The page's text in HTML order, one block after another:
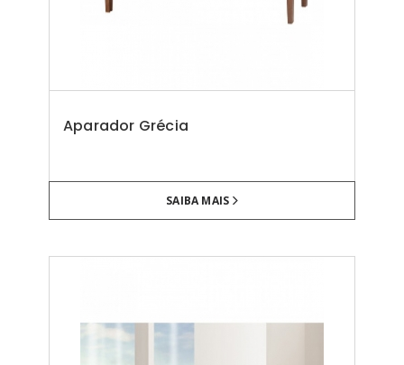
Aparador Grécia
SAIBA MAIS